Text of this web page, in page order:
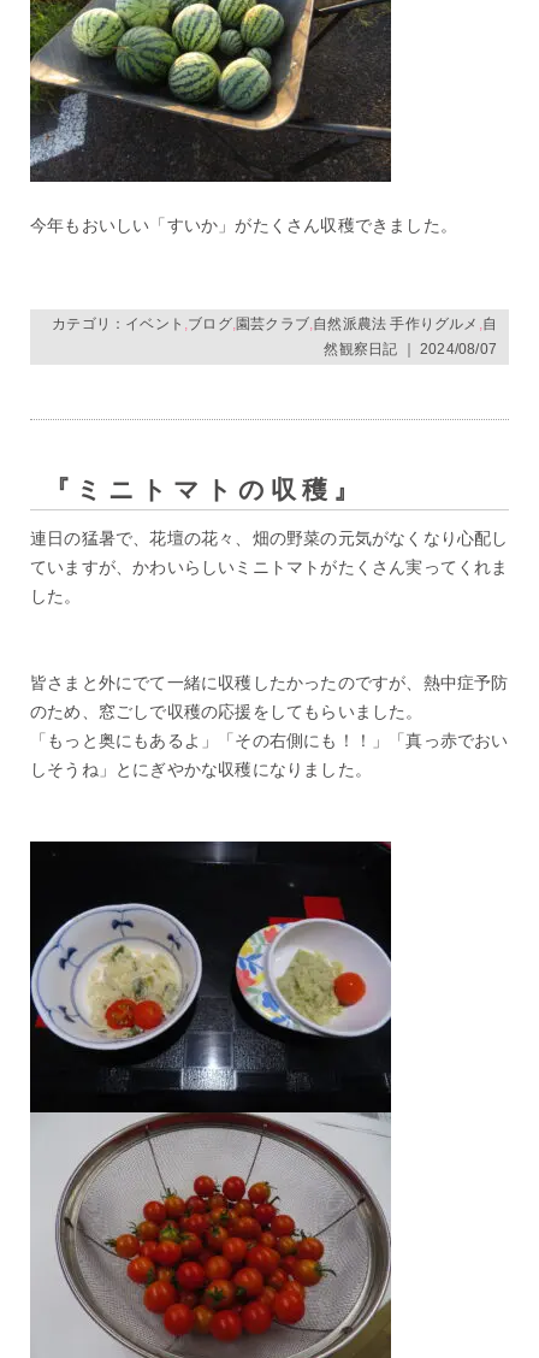
今年もおいしい「すいか」がたくさん収穫できました。
カテゴリ： イベント ブログ, 園芸クラブ, 自然派農法 手作りグルメ 自
然観察日記 ｜ 2024/08/07
『ミニトマトの収穫』
連日の猛暑で、花壇の花々、畑の野菜の元気がなくなり心配し
ていますが、かわいらしいミニトマトがたくさん実ってくれま
した。
皆さまと外にでて一緒に収穫したかったのですが、熱中症予防
のため、窓ごしで収穫の応援をしてもらいました。
「もっと奥にもあるよ」「その右側にも！！」「真っ赤でおい
しそうね」とにぎやかな収穫になりました。